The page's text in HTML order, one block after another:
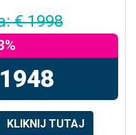
€ 1998
KLIKNIJ TUTAJ